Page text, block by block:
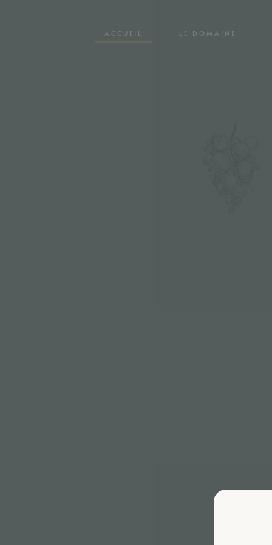
ACCUEIL LE DOMAINE